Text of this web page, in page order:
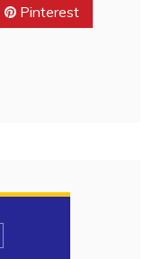
Pinterest